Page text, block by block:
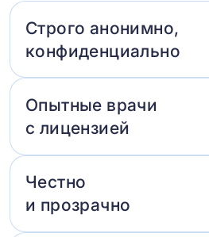
Строго анонимно,
конфиденциально
Опытные врачи
с лицензией
Честно
и прозрачно